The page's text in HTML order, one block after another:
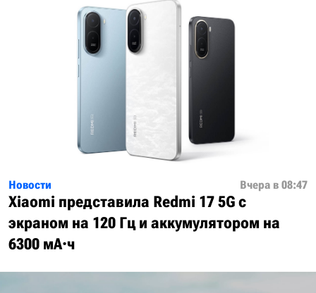
Новости Вчера в 08:47
Xiaomi представила Redmi 17 5G с
экраном на 120 Гц и аккумулятором на
6300 мА·ч